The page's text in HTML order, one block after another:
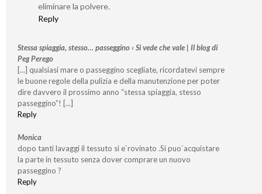
eliminare la polvere.
Reply
Stessa spiaggia, stesso… passeggino ‹ Si vede che vale | Il blog di
Peg Perego
[...] qualsiasi mare o passeggino scegliate, ricordatevi sempre
le buone regole della pulizia e della manutenzione per poter
dire davvero il prossimo anno “stessa spiaggia, stesso
passeggino”! [...]
Reply
Monica
dopo tanti lavaggi il tessuto si e`rovinato .Si puo`acquistare
la parte in tessuto senza dover comprare un nuovo
passeggino ?
Reply